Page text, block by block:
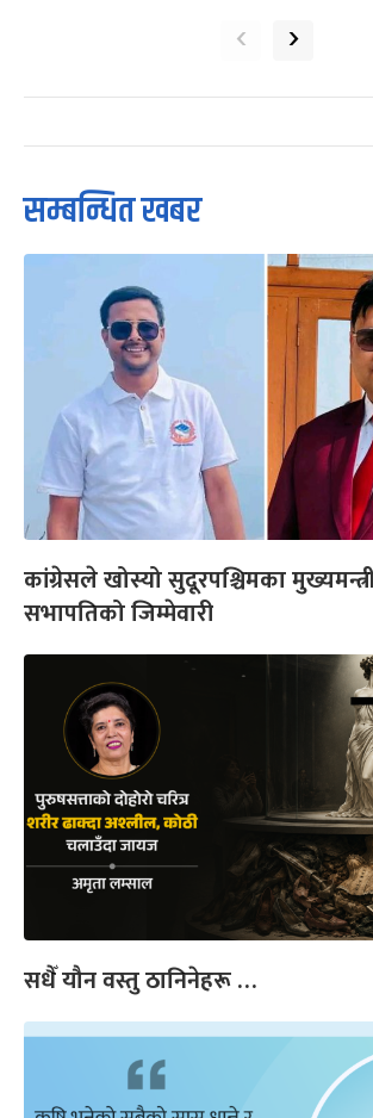
‹ ›
सम्बन्धित खबर
कांग्रेसले खोस्यो सुदूरपश्चिमका
सभापतिको जिम्मेवारी
सधैँ यौन वस्तु ठानिनेहरू …